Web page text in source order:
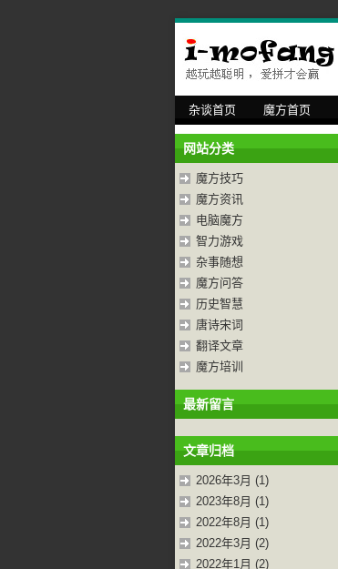
杂谈首页 魔方首页
网站分类
魔方技巧
魔方资讯
电脑魔方
智力游戏
杂事随想
魔方问答
历史智慧
唐诗宋词
翻译文章
魔方培训
最新留言
文章归档
2026年3月 (1)
2023年8月 (1)
2022年8月 (1)
2022年3月 (2)
2022年1月 (2)